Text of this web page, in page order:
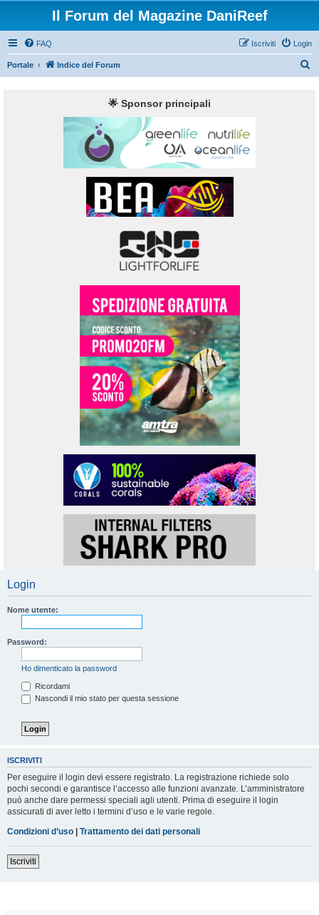
Il Forum del Magazine DaniReef
FAQ Login
Iscriviti
Portale Indice del Forum
🌟 Sponsor principali
Login
Nome utente:
Password:
Ho dimenticato la password
Ricordami
Nascondi il mio stato per questa sessione
ISCRIVITI
Per eseguire il login devi essere registrato. La registrazione richiede solo
pochi secondi e garantisce l’accesso alle funzioni avanzate. L’amministratore
può anche dare permessi speciali agli utenti. Prima di eseguire il login
assicurati di aver letto i termini d’uso e le varie regole.
Condizioni d’uso | Trattamento dei dati personali
Iscriviti